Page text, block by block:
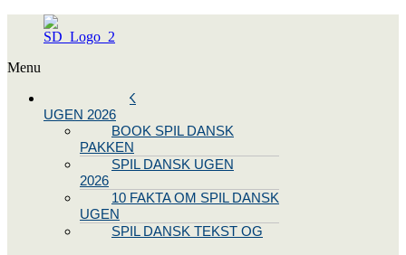
Menu
SPIL DANSK
UGEN 2026
BOOK SPIL DANSK
PAKKEN
SPIL DANSK UGEN
2026
10 FAKTA OM SPIL DANSK
UGEN
SPIL DANSK TEKST OG